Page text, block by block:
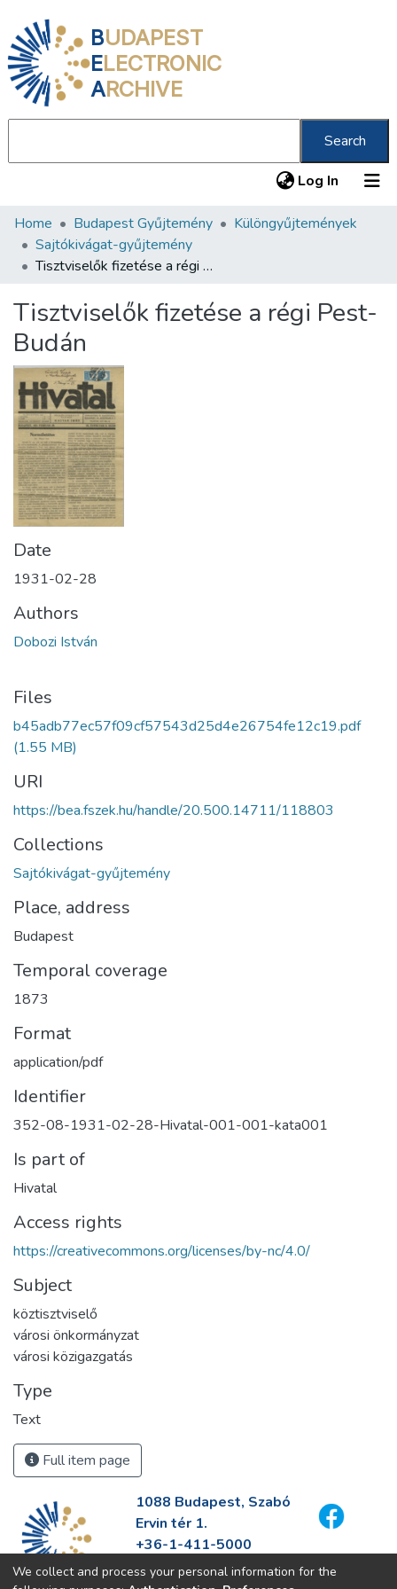
BUDAPEST
ELECTRONIC
ARCHIVE
Search
Log In (current)
Communities & Collections
All of DSpace
About us
Home Budapest Gyűjtemény
Különgyűjtemények
Sajtókivágat-gyűjtemény
Tisztviselők fizetése a régi Pest-Budán
Tisztviselők fizetése a régi Pest-
Budán
Date
1931-02-28
Authors
Dobozi István
Files
b45adb77ec57f09cf57543d25d4e26754fe12c19.pdf
(1.55 MB)
URI
https://bea.fszek.hu/handle/20.500.14711/118803
Collections
Sajtókivágat-gyűjtemény
Place, address
Budapest
Temporal coverage
1873
Format
application/pdf
Identifier
352-08-1931-02-28-Hivatal-001-001-kata001
Is part of
Hivatal
Access rights
https://creativecommons.org/licenses/by-nc/4.0/
Subject
köztisztviselő
városi önkormányzat
városi közigazgatás
Type
Text
Full item page
1088 Budapest, Szabó
Ervin tér 1.
+36-1-411-5000
info@fszek.hu
We collect and process your personal information for the